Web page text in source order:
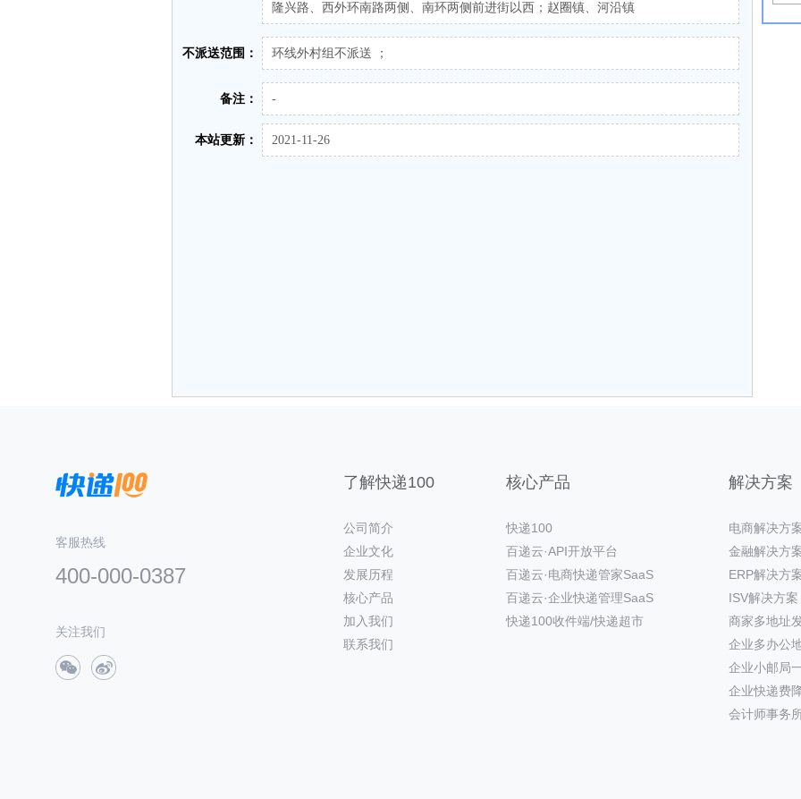
隆兴路、西外环南路两侧、南环两侧前进街以西；赵圈镇、河沿镇
不派送范围： 环线外村组不派送 ；
备注： -
本站更新： 2021-11-26
客服热线
400-000-0387
关注我们
了解快递100
公司简介
企业文化
发展历程
核心产品
加入我们
联系我们
核心产品
快递100
百递云·API开放平台
百递云·电商快递管家SaaS
百递云·企业快递管理SaaS
快递100收件端/快递超市
解决方案
电商解决方
金融解决方
ERP解决方
ISV解决方案
商家多地址
企业多办公
企业小邮局
企业快递费
会计师事务